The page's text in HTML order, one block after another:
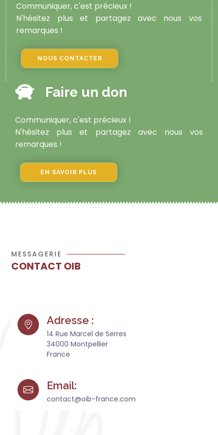
Communiquer, c'est précieux !
N'hésitez plus et partagez avec nous vos
remarques !
NOUS CONTACTER
Faire un don
Communiquer, c'est précieux !
N'hésitez plus et partagez avec nous vos
remarques !
EN SAVOIR PLUS
MESSAGERIE
CONTACT OIB
Adresse :
14 Rue Marcel de Serres
34000 Montpellier
France
Email:
contact@oib-france.com